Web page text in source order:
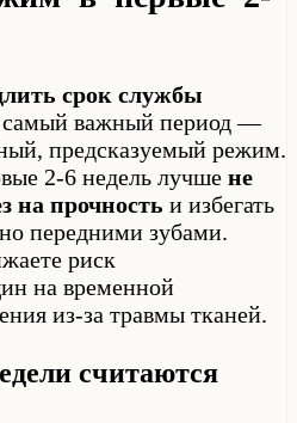
срок службы
самый важный период —
предсказуемый режим.
2-6 недель лучше не
на прочность и избегать
передними зубами.
риск
на временной
из-за травмы тканей.
считаются